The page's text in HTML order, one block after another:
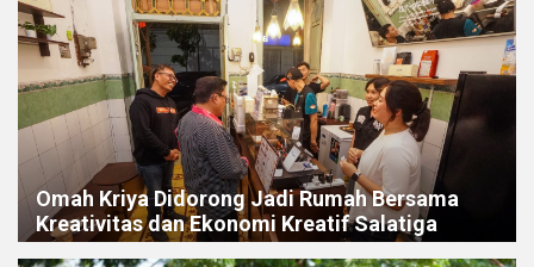
Omah Kriya Didorong Jadi Rumah Bersama
Kreativitas dan Ekonomi Kreatif Salatiga